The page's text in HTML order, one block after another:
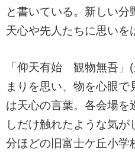
と書いている。新しい分
天心や先人たちに思いを
「仰天有始 観物無吾」
まりを思い、物を心眼で
は天心の言葉。各会場を
しだけ触れたような気
分ほどの旧富士ケ丘小学